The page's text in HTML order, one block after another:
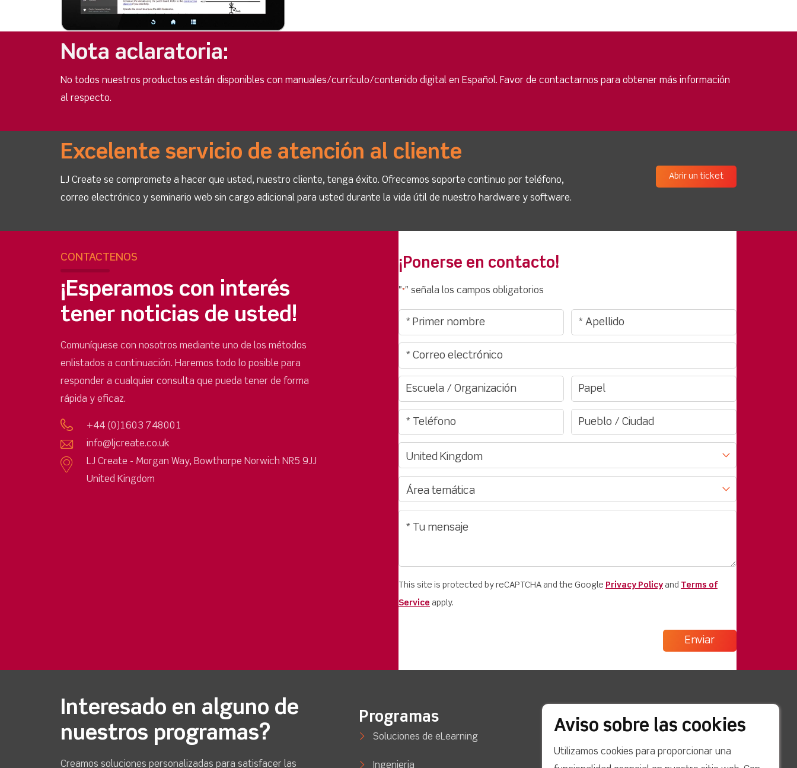
Nota aclaratoria:
No todos nuestros productos están disponibles con manuales/currículo/contenido digital en Español. Favor de contactarnos para obtener más información
al respecto.
Excelente servicio de atención al cliente
LJ Create se compromete a hacer que usted, nuestro cliente, tenga éxito. Ofrecemos soporte continuo por teléfono,
correo electrónico y seminario web sin cargo adicional para usted durante la vida útil de nuestro hardware y software.
Abrir un ticket
CONTÁCTENOS
¡Esperamos con interés
tener noticias de usted!
Comuníquese con nosotros mediante uno de los métodos
enlistados a continuación. Haremos todo lo posible para
responder a cualquier consulta que pueda tener de forma
rápida y eficaz.
+44 (0)1603 748001
info@ljcreate.co.uk
LJ Create - Morgan Way, Bowthorpe Norwich NR5 9JJ
United Kingdom
¡Ponerse en contacto!
"*" señala los campos obligatorios
This site is protected by reCAPTCHA and the Google Privacy Policy and Terms of
Service apply.
Interesado en alguno de
nuestros programas?
Creamos soluciones personalizadas para satisfacer las
Programas
Soluciones de eLearning
Ingenieria
enlaces rápidos
Estudios de caso
Aviso sobre las cookies
Utilizamos cookies para proporcionar una